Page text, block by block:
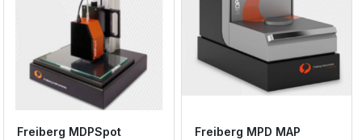
Freiberg MDPSpot Freiberg MPD MAP